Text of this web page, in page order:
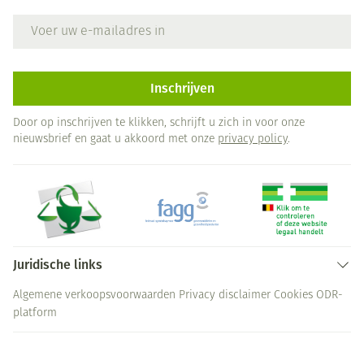
Inschrijven
Door op inschrijven te klikken, schrijft u zich in voor onze
nieuwsbrief en gaat u akkoord met onze privacy policy.
Juridische links
Algemene verkoopsvoorwaarden Privacy disclaimer Cookies ODR-
platform